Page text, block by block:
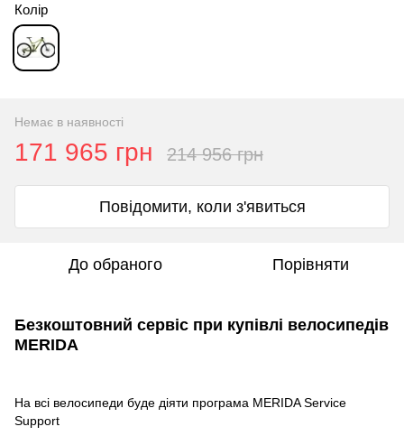
Колір
Немає в наявності
171 965 грн 214 956 грн
Повідомити, коли з'явиться
До обраного Порівняти
Безкоштовний сервіс при купівлі велосипедів
MERIDA
На всі велосипеди буде діяти програма MERIDA Service
Support